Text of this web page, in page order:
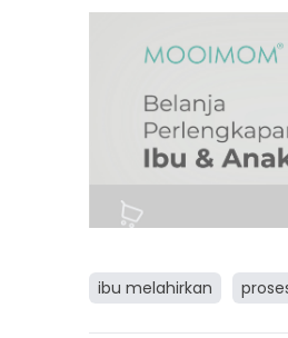
ibu melahirkan